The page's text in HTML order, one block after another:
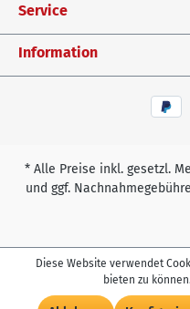
Service
Information
* Alle Preise inkl. gesetzl.
und ggf.
Diese Website verwendet
bieten zu